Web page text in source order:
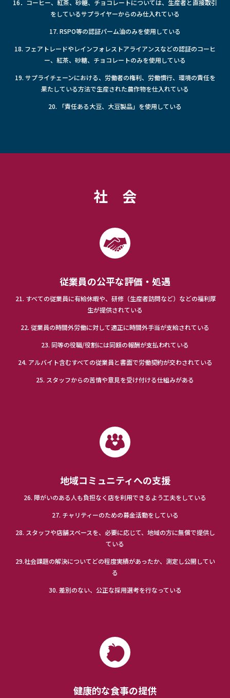
16．コーヒー、紅茶、砂糖、チョコレートについては、生産者と直接取引
をしているサプライヤーからのみ仕入れている
17. RSPO等の認証パーム油のみを使用している
18. フェアトレードやレインフォレストアライアンスなどの認証のコーヒ
ー、紅茶、砂糖、チョコレートのみを使用している
19. サプライチェーンにおける、労働者の権利、労働慣行、環境の責任を
果たしている方法で生産された農作物を仕入れている
20. 「責任ある大豆、大豆製品」を使用している
社 会
従業員の公平な評価・処遇
21. すべての従業員に有給休暇や、研修（生産者訪問など）などの福利厚
生が提供されている
22. 従業員の時間外労働に対して適正に時間外手当が支給されている
23. 同等の役職/役割には同額の報酬が支払われている
24. アルバイト含むすべての従業員と書面で労働契約が交わされている
25. スタッフからの苦情や意見を受け付ける仕組みがある
地域コミュニティへの支援
26. 障がいのある人も負担なく店を利用できるよう工夫をしている
27. チャリティーのための募金活動をしている
28. スタッフや店舗スペースを、必要に応じて、地域の方に無償で提供し
ている
29.社会課題の解決についてどの程度実績があったか、測定し公開してい
る
30. 差別のない、公正な採用選考を行なっている
健康的な食事の提供